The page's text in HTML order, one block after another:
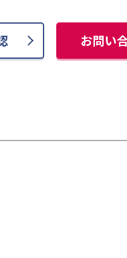
お問い